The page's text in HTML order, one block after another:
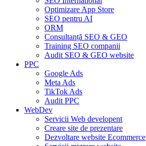
Optimizare App Store
SEO pentru AI
ORM
Consultanță SEO & GEO
Training SEO companii
Audit SEO & GEO website
PPC
Google Ads
Meta Ads
TikTok Ads
Audit PPC
WebDev
Servicii Web developent
Creare site de prezentare
Dezvoltare website Ecommerce